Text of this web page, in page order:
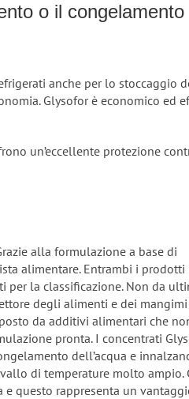
o il congelamento
anche per lo stoccaggio
Glysofor è economico ed
un’eccellente protezione
alla formulazione a base di
alimentare. Entrambi i prodotti
la classificazione. Non da
degli alimenti e dei
da additivi alimentari che
pronta. I concentrati
dell’acqua e
di temperature molto ampio.
e questo rappresenta un